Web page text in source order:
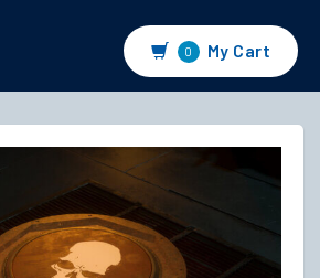
0 My Cart